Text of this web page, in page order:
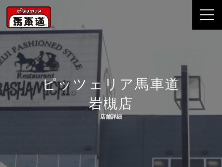
ピッツェリア馬車道
岩槻店
店舗詳細